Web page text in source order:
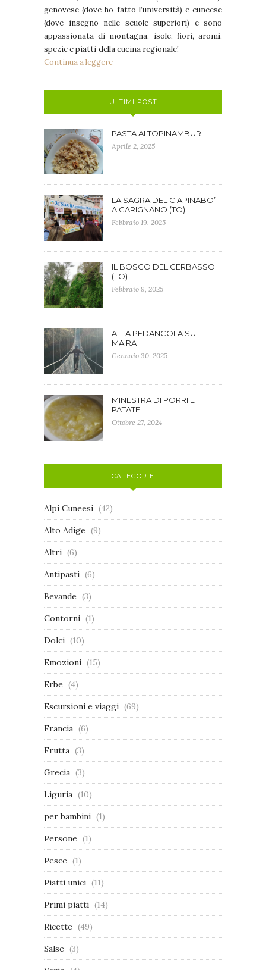
genovese (dove ho fatto l’università) e cuneese
(dove insegno nelle scuole superiori) e sono
appassionata di montagna, isole, fiori, aromi,
spezie e piatti della cucina regionale!
Continua a leggere
ULTIMI POST
PASTA AI TOPINAMBUR
Aprile 2, 2025
LA SAGRA DEL CIAPINABO’
A CARIGNANO (TO)
Febbraio 19, 2025
IL BOSCO DEL GERBASSO
(TO)
Febbraio 9, 2025
ALLA PEDANCOLA SUL
MAIRA
Gennaio 30, 2025
MINESTRA DI PORRI E
PATATE
Ottobre 27, 2024
CATEGORIE
Alpi Cuneesi (42)
Alto Adige (9)
Altri (6)
Antipasti (6)
Bevande (3)
Contorni (1)
Dolci (10)
Emozioni (15)
Erbe (4)
Escursioni e viaggi (69)
Francia (6)
Frutta (3)
Grecia (3)
Liguria (10)
per bambini (1)
Persone (1)
Pesce (1)
Piatti unici (11)
Primi piatti (14)
Ricette (49)
Salse (3)